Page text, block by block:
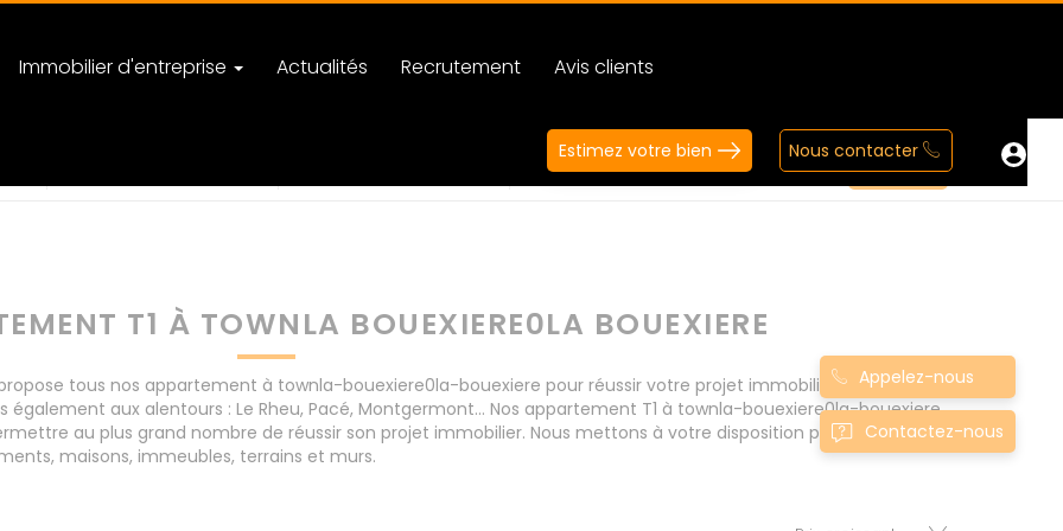
Immobilier d'entreprise Actualités Recrutement Avis clients
Estimez votre bien Nous contacter
T1 À TOWNLA BOUEXIERE0LA BOUEXIERE
tous nos appartement à townla-bouexiere0la-bouexiere pour réussir votre projet immobilier d' achat.
aux alentours : Le Rheu, Pacé, Montgermont... Nos appartement T1 à townla-bouexiere0la-bouexiere
au plus grand nombre de réussir son projet immobilier. Nous mettons à votre disposition parkings,
maisons, immeubles, terrains et murs.
Appelez-nous
Contactez-nous